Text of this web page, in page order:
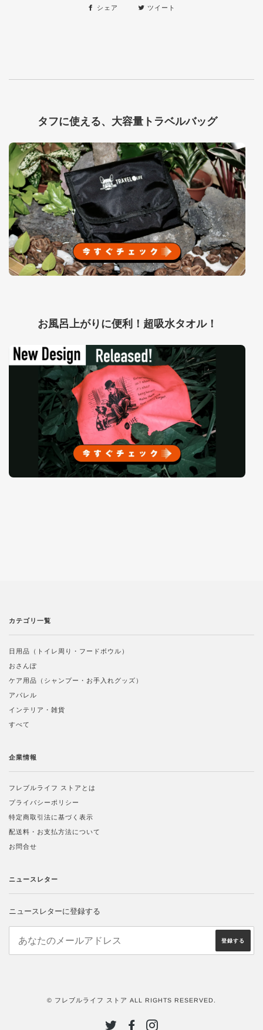
シェア ツイート
タフに使える、大容量トラベルバッグ
お風呂上がりに便利！超吸水タオル！
カテゴリ一覧
日用品（トイレ周り・フードボウル）
おさんぽ
ケア用品（シャンプー・お手入れグッズ）
アパレル
インテリア・雑貨
すべて
企業情報
フレブルライフ ストアとは
プライバシーポリシー
特定商取引法に基づく表示
配送料・お支払方法について
お問合せ
ニュースレター
ニュースレターに登録する
© フレブルライフ ストア ALL RIGHTS RESERVED.
TWITTERFACEBOOK